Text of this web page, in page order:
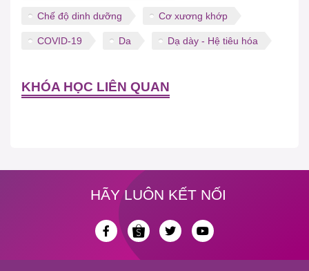
Chế độ dinh dưỡng Cơ xương khớp
COVID-19 Da Dạ dày - Hệ tiêu hóa
KHÓA HỌC LIÊN QUAN
HÃY LUÔN KẾT NỐI